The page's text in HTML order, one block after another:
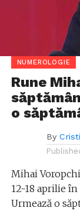
NUMEROLOGIE
Rune
o
By
Mihai
12-18 aprilie
Urmează o